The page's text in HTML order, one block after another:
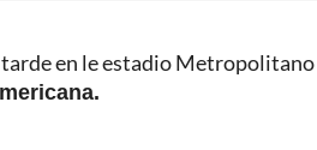
tarde en le estadio Metropolitano